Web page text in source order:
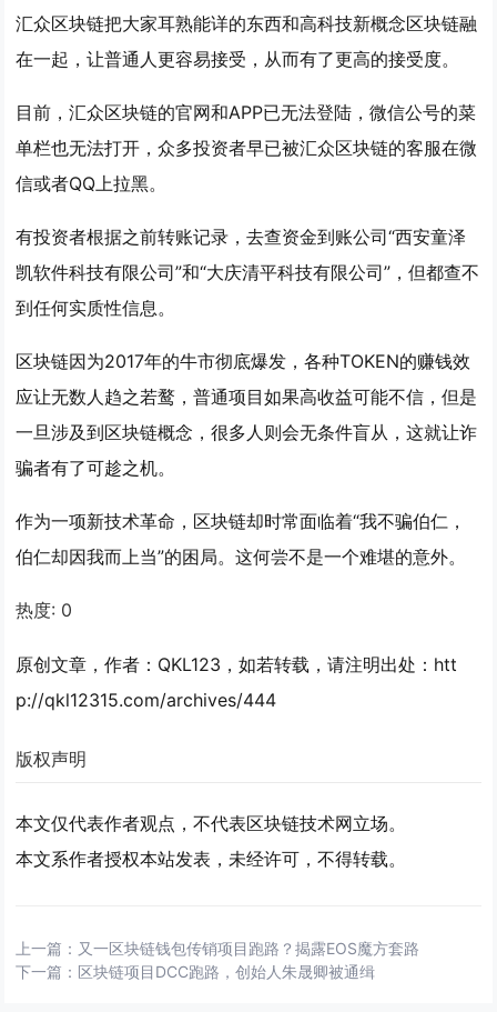
汇众区块链把大家耳熟能详的东西和高科技新概念区块链融
在一起，让普通人更容易接受，从而有了更高的接受度。
目前，汇众区块链的官网和APP已无法登陆，微信公号的菜
单栏也无法打开，众多投资者早已被汇众区块链的客服在微
信或者QQ上拉黑。
有投资者根据之前转账记录，去查资金到账公司“西安童泽
凯软件科技有限公司”和“大庆清平科技有限公司”，但都查不
到任何实质性信息。
区块链因为2017年的牛市彻底爆发，各种TOKEN的赚钱效
应让无数人趋之若鹜，普通项目如果高收益可能不信，但是
一旦涉及到区块链概念，很多人则会无条件盲从，这就让诈
骗者有了可趁之机。
作为一项新技术革命，区块链却时常面临着“我不骗伯仁，
伯仁却因我而上当”的困局。这何尝不是一个难堪的意外。
热度: 0
原创文章，作者：QKL123，如若转载，请注明出处：htt
p://qkl12315.com/archives/444
版权声明
本文仅代表作者观点，不代表区块链技术网立场。
本文系作者授权本站发表，未经许可，不得转载。
上一篇： 又一区块链钱包传销项目跑路？揭露EOS魔方套路
下一篇： 区块链项目DCC跑路，创始人朱晟卿被通缉